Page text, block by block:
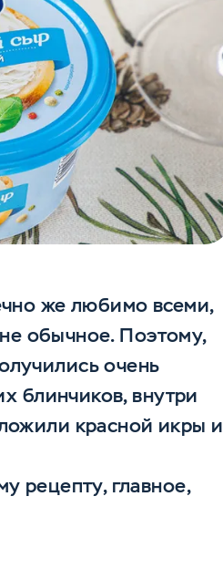
же любимо всеми,
обычное. Поэтому,
очень
блинчиков, внутри
красной икры и
рецепту, главное,